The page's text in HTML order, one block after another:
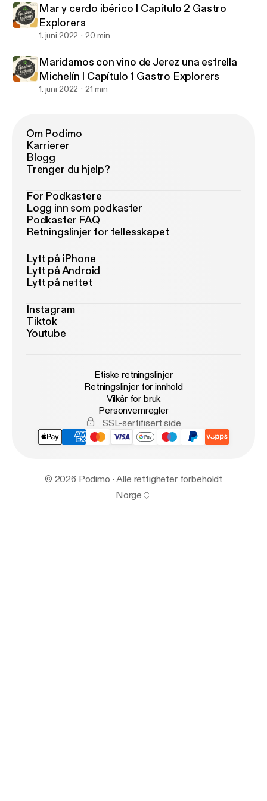
Mar y cerdo ibérico I Capítulo 2 Gastro
Explorers
1. juni 2022 20 min
Maridamos con vino de Jerez una estrella
Michelín I Capítulo 1 Gastro Explorers
1. juni 2022 21 min
Om Podimo
Karrierer
Blogg
Trenger du hjelp?
For Podkastere
Logg inn som podkaster
Podkaster FAQ
Retningslinjer for fellesskapet
Lytt på iPhone
Lytt på Android
Lytt på nettet
Instagram
Tiktok
Youtube
Etiske retningslinjer
Retningslinjer for innhold
Vilkår for bruk
Personvernregler
SSL-sertifisert side
© 2026 Podimo · Alle rettigheter forbeholdt
Norge